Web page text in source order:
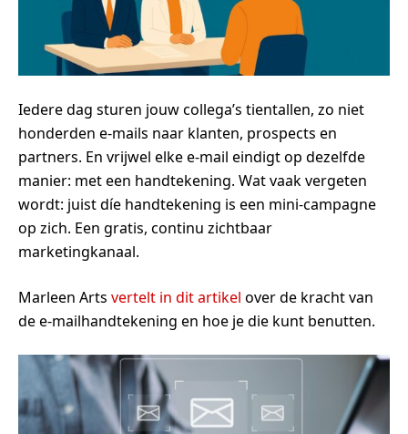
Iedere dag sturen jouw collega’s tientallen, zo niet
honderden e-mails naar klanten, prospects en
partners. En vrijwel elke e-mail eindigt op dezelfde
manier: met een handtekening. Wat vaak vergeten
wordt: juist díe handtekening is een mini-campagne
op zich. Een gratis, continu zichtbaar
marketingkanaal.
Marleen Arts vertelt in dit artikel over de kracht van
de e-mailhandtekening en hoe je die kunt benutten.